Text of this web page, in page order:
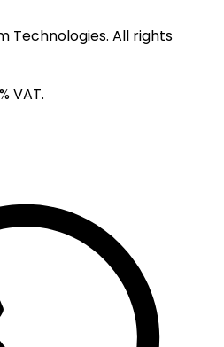
Technologies. All rights
VAT.